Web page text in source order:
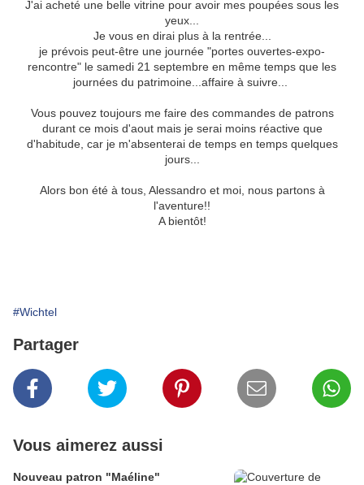
J'ai acheté une belle vitrine pour avoir mes poupées sous les
yeux...
Je vous en dirai plus à la rentrée...
je prévois peut-être une journée "portes ouvertes-expo-
rencontre" le samedi 21 septembre en même temps que les
journées du patrimoine...affaire à suivre...
Vous pouvez toujours me faire des commandes de patrons
durant ce mois d'aout mais je serai moins réactive que
d'habitude, car je m'absenterai de temps en temps quelques
jours...
Alors bon été à tous, Alessandro et moi, nous partons à
l'aventure!!
A bientôt!
#Wichtel
Partager
Vous aimerez aussi
Nouveau patron "Maéline"